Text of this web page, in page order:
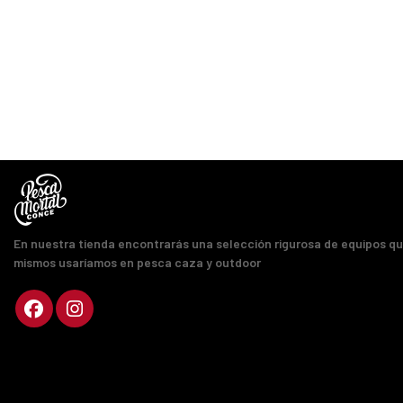
En nuestra tienda encontrarás una selección rigurosa de equipos
mismos usaríamos en pesca caza y outdoor